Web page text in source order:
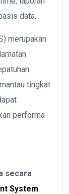
data.
merupakan
tingkat
performa
secara
System